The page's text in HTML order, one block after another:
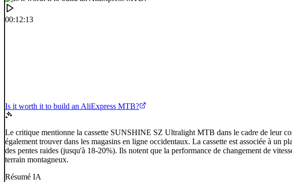
00:12:13
Is it worth it to build an AliExpress MTB?
Le critique mentionne la cassette SUNSHINE SZ Ultralight MTB dans le cadre de leur
également trouver dans les magasins en ligne occidentaux. La cassette est associée à
des pentes raides (jusqu'à 18-20%). Ils notent que la performance de changement de
terrain montagneux.
Résumé IA